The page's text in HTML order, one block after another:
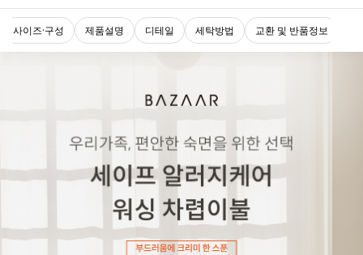
사이즈·구성 제품설명 디테일 세탁방법 교환 및 반품정보